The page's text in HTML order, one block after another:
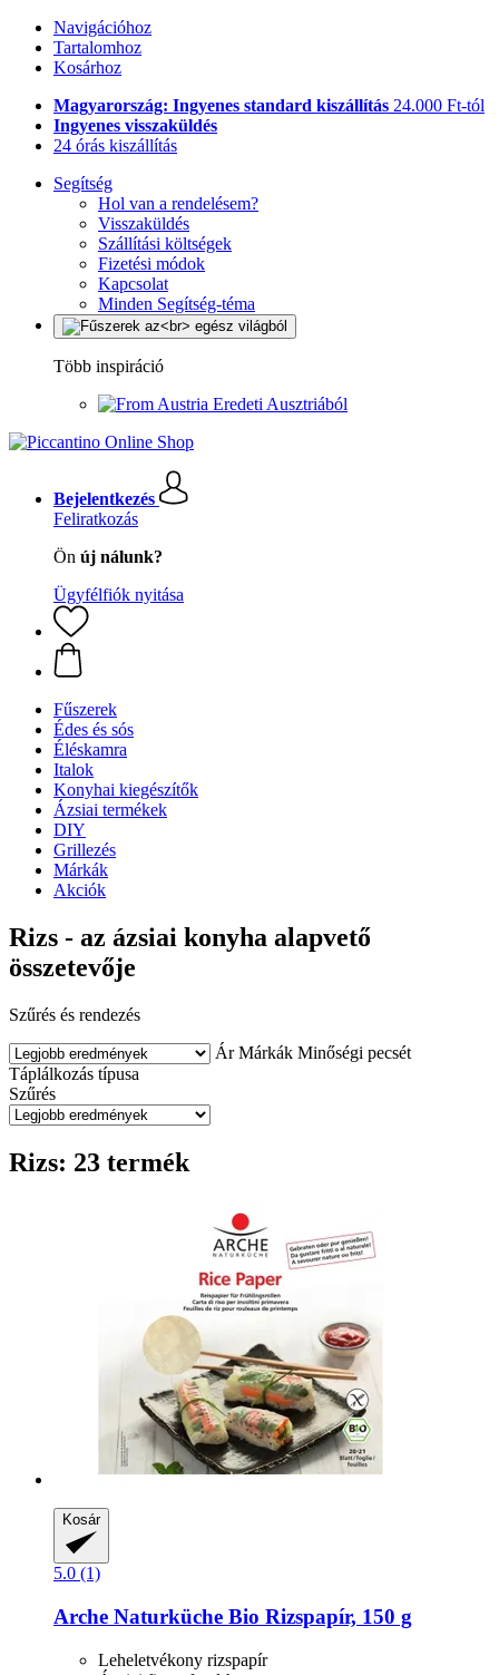
Navigációhoz
Tartalomhoz
Kosárhoz
Magyarország: Ingyenes standard kiszállítás 24.000 Ft-tól
Ingyenes visszaküldés
24 órás kiszállítás
Segítség
Hol van a rendelésem?
Visszaküldés
Szállítási költségek
Fizetési módok
Kapcsolat
Minden Segítség-téma
Több inspiráció
Eredeti Ausztriából
Bejelentkezés
Feliratkozás
Ön új nálunk?
Ügyfélfiók nyitása
Fűszerek
Édes és sós
Éléskamra
Italok
Konyhai kiegészítők
Ázsiai termékek
DIY
Grillezés
Márkák
Akciók
Rizs - az ázsiai konyha alapvető
összetevője
Szűrés és rendezés
Ár Márkák Minőségi pecsét
Táplálkozás típusa
Szűrés
Rizs: 23 termék
Kosár
5.0 (1)
Arche Naturküche Bio Rizspapír, 150 g
Leheletvékony rizspapír